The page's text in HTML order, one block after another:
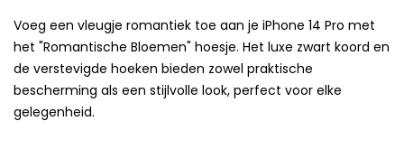
Voeg een vleugje romantiek toe aan je iPhone 14 Pro met
het "Romantische Bloemen" hoesje. Het luxe zwart koord en
de verstevigde hoeken bieden zowel praktische
bescherming als een stijlvolle look, perfect voor elke
gelegenheid.